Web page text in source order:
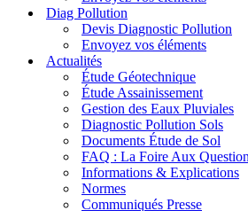
Diag Pollution
Devis Diagnostic Pollution
Envoyez vos éléments
Actualités
Étude Géotechnique
Étude Assainissement
Gestion des Eaux Pluviales
Diagnostic Pollution Sols
Documents Étude de Sol
FAQ : La Foire Aux
Informations & Explications
Normes
Communiqués Presse